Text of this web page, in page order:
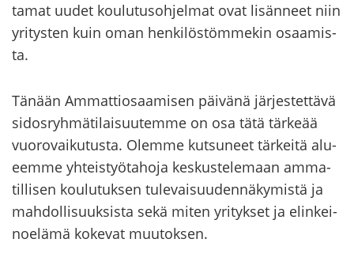
ta­mat uudet kou­lu­tus­oh­jel­mat ovat li­sän­neet niin
yri­tys­ten kuin oman hen­ki­lös­töm­me­kin osaa­mis­
ta.
Tä­nään Am­mat­tio­saa­mi­sen päi­vä­nä jär­jes­tet­tä­vä
si­dos­ryh­mä­ti­lai­suu­tem­me on osa tätä tär­ke­ää
vuo­ro­vai­ku­tus­ta. Olem­me kut­su­neet tär­kei­tä alu­
eem­me yh­teis­työ­ta­ho­ja kes­kus­te­le­maan am­ma­
til­li­sen kou­lu­tuk­sen tu­le­vai­suu­den­nä­ky­mis­tä ja
mah­dol­li­suuk­sis­ta sekä miten yri­tyk­set ja elin­kei­
noe­lä­mä ko­ke­vat muu­tok­sen.